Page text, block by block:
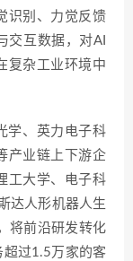
识别、力觉反馈
交互数据，对AI
复杂工业环境中
学、英力电子科
产业链上下游企
工大学、电子科
达人形机器人生
将前沿研发转化
超过1.5万家的客